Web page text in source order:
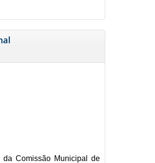
Comissão Municipal de